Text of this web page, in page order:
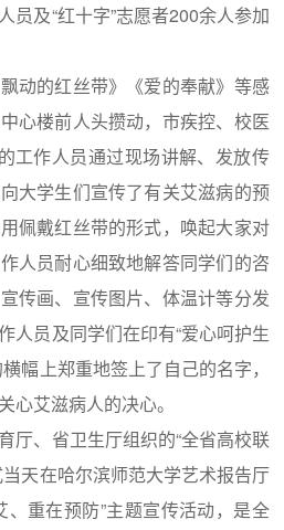
员及“红十字”志愿者200余人参加
的红丝带》《爱的奉献》等感
心楼前人头攒动，市疾控、校医
工作人员通过现场讲解、发放传
大学生们宣传了有关艾滋病的预
佩戴红丝带的形式，唤起大家对
人员耐心细致地解答同学们的咨
传画、宣传图片、体温计等分发
人员及同学们在印有“爱心呵护生
幅上郑重地签上了自己的名字，
心艾滋病人的决心。
、省卫生厅组织的“全省高校联
天在哈尔滨师范大学艺术报告厅
、重在预防”主题宣传活动，是全